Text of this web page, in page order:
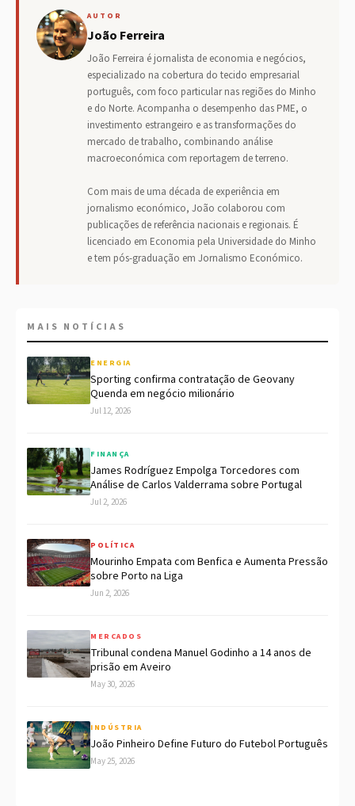
AUTOR
João Ferreira
João Ferreira é jornalista de economia e negócios,
especializado na cobertura do tecido empresarial
português, com foco particular nas regiões do Minho
e do Norte. Acompanha o desempenho das PME, o
investimento estrangeiro e as transformações do
mercado de trabalho, combinando análise
macroeconómica com reportagem de terreno.
Com mais de uma década de experiência em
jornalismo económico, João colaborou com
publicações de referência nacionais e regionais. É
licenciado em Economia pela Universidade do Minho
e tem pós-graduação em Jornalismo Económico.
MAIS NOTÍCIAS
ENERGIA
Sporting confirma contratação de Geovany
Quenda em negócio milionário
Jul 12, 2026
FINANÇA
James Rodríguez Empolga Torcedores com
Análise de Carlos Valderrama sobre Portugal
Jul 2, 2026
POLÍTICA
Mourinho Empata com Benfica e Aumenta Pressão
sobre Porto na Liga
Jun 2, 2026
MERCADOS
Tribunal condena Manuel Godinho a 14 anos de
prisão em Aveiro
May 30, 2026
INDÚSTRIA
João Pinheiro Define Futuro do Futebol Português
May 25, 2026